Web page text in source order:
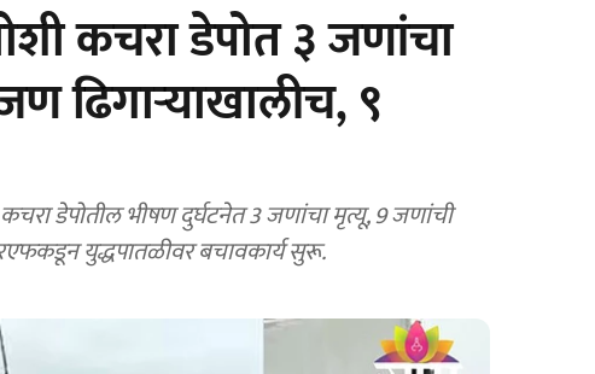
कचरा डेपोत ३ जणांचा
ढिगाऱ्याखालीच, ९
डेपोतील भीषण दुर्घटनेत 3 जणांचा मृत्यू, 9 जणांची
युद्धपातळीवर बचावकार्य सुरू.